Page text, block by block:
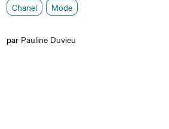
Chanel Mode
par Pauline Duvieu